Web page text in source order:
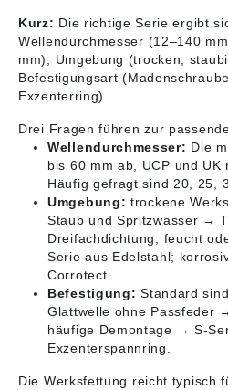
Kurz: Die richtige Serie ergibt
Wellendurchmesser (12–140
mm), Umgebung (trocken,
Befestigungsart
Exzenterring).
Drei Fragen führen zur
Wellendurchmesser: Die
bis 60 mm ab, UCP und UK
Häufig gefragt sind 20, 25,
Umgebung: trockene
Staub und Spritzwasser →
Dreifachdichtung; feucht
Serie aus Edelstahl;
Corrotect.
Befestigung: Standard
Glattwelle ohne Passfeder
häufige Demontage → S-
Exzenterspannring.
Die Werksfettung reicht typisch